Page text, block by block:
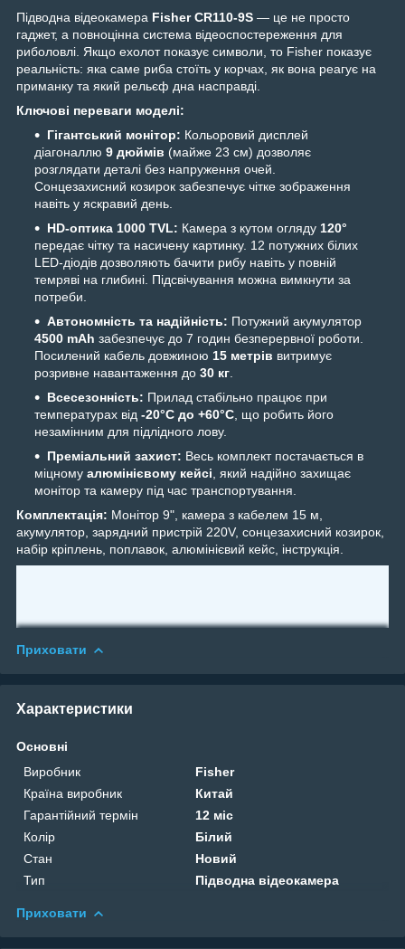
Підводна відеокамера Fisher CR110-9S — це не просто
гаджет, а повноцінна система відеоспостереження для
риболовлі. Якщо ехолот показує символи, то Fisher показує
реальність: яка саме риба стоїть у корчах, як вона реагує на
приманку та який рельєф дна насправді.
Ключові переваги моделі:
Гігантський монітор: Кольоровий дисплей
діагоналлю 9 дюймів (майже 23 см) дозволяє
розглядати деталі без напруження очей.
Сонцезахисний козирок забезпечує чітке зображення
навіть у яскравий день.
HD-оптика 1000 TVL: Камера з кутом огляду 120°
передає чітку та насичену картинку. 12 потужних білих
LED-діодів дозволяють бачити рибу навіть у повній
темряві на глибині. Підсвічування можна вимкнути за
потреби.
Автономність та надійність: Потужний акумулятор
4500 mAh забезпечує до 7 годин безперервної роботи.
Посилений кабель довжиною 15 метрів витримує
розривне навантаження до 30 кг
Всесезонність: Прилад стабільно працює при
температурах від -20°C до +60°C , що робить його
незамінним для підлідного лову.
Преміальний захист: Весь комплект постачається в
міцному алюмінієвому кейсі , який надійно захищає
монітор та камеру під час транспортування.
Комплектація: Монітор 9", камера з кабелем 15 м,
акумулятор, зарядний пристрій 220V, сонцезахисний козирок,
набір кріплень, поплавок, алюмінієвий кейс, інструкція.
Приховати
Характеристики
Основні
Виробник
Fisher
Країна виробник
Китай
Гарантійний термін
12 міс
Колір
Білий
Стан
Новий
Тип
Підводна відеокамера
Приховати